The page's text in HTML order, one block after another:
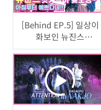
[Behind EP.5] 일상이
화보인 뉴진스
(NewJeans) 광안리 모
닝 엿보기!ㅣ#뉴진스코
드in부산